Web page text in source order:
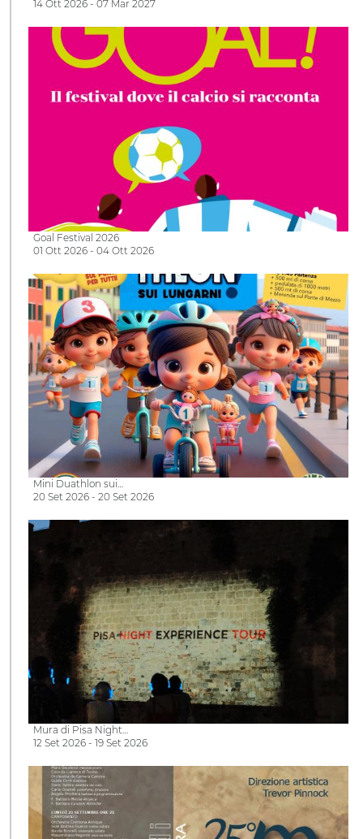
14 Ott 2026 - 07 Mar 2027
Goal Festival 2026
01 Ott 2026 - 04 Ott 2026
Mini Duathlon sui…
20 Set 2026 - 20 Set 2026
Mura di Pisa Night…
12 Set 2026 - 19 Set 2026